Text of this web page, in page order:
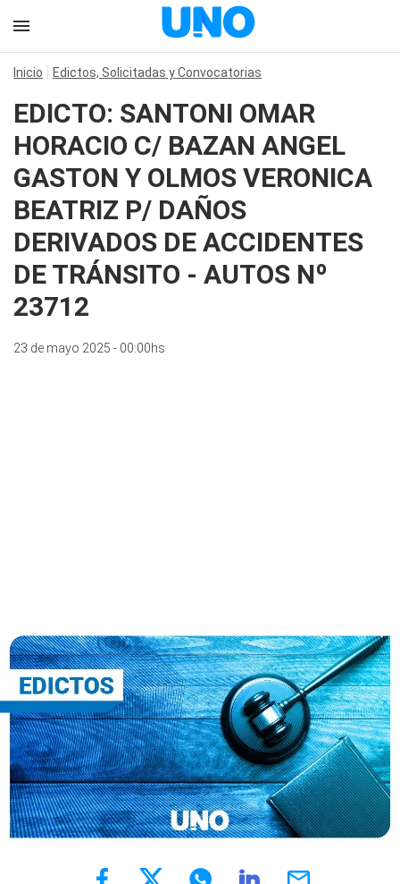
Inicio Edictos, Solicitadas y Convocatorias
EDICTO: SANTONI OMAR
HORACIO C/ BAZAN ANGEL
GASTON Y OLMOS VERONICA
BEATRIZ P/ DAÑOS
DERIVADOS DE ACCIDENTES
DE TRÁNSITO - AUTOS Nº
23712
23 de mayo 2025 - 00:00hs